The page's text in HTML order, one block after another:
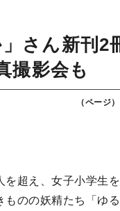
さん新刊2
撮影会も
（ページ
を超え、女子小学生
ものの妖精たち「ゆ